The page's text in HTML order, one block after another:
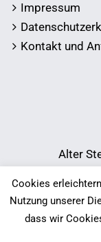
Impressum
Kontakt und
Alter
Cookies
Nutzung unserer
dass wir